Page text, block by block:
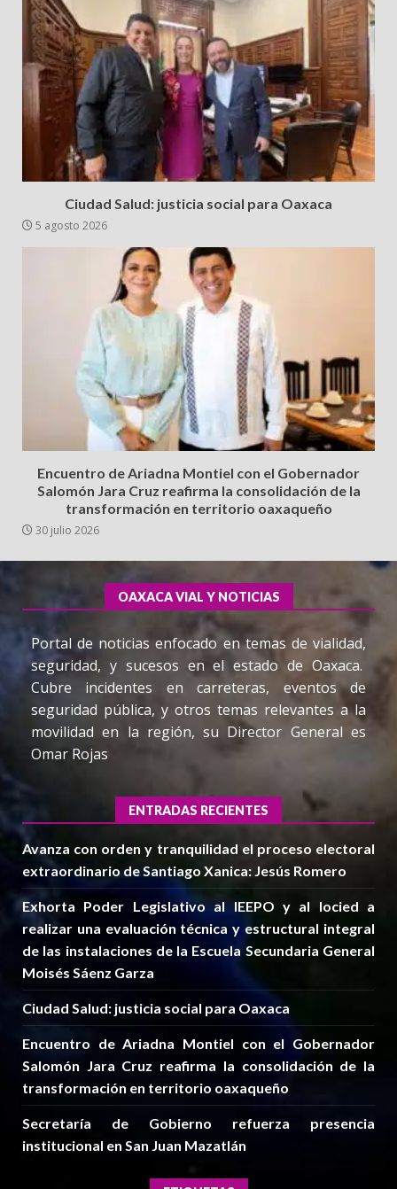
Ciudad Salud: justicia social para Oaxaca
5 agosto 2026
Encuentro de Ariadna Montiel con el Gobernador
Salomón Jara Cruz reafirma la consolidación de la
transformación en territorio oaxaqueño
30 julio 2026
OAXACA VIAL Y NOTICIAS
Portal de noticias enfocado en temas de vialidad,
seguridad, y sucesos en el estado de Oaxaca.
Cubre incidentes en carreteras, eventos de
seguridad pública, y otros temas relevantes a la
movilidad en la región, su Director General es
Omar Rojas
ENTRADAS RECIENTES
Avanza con orden y tranquilidad el proceso electoral
extraordinario de Santiago Xanica: Jesús Romero
Exhorta Poder Legislativo al IEEPO y al Iocied a
realizar una evaluación técnica y estructural integral
de las instalaciones de la Escuela Secundaria General
Moisés Sáenz Garza
Ciudad Salud: justicia social para Oaxaca
Encuentro de Ariadna Montiel con el Gobernador
Salomón Jara Cruz reafirma la consolidación de la
transformación en territorio oaxaqueño
Secretaría de Gobierno refuerza presencia
institucional en San Juan Mazatlán